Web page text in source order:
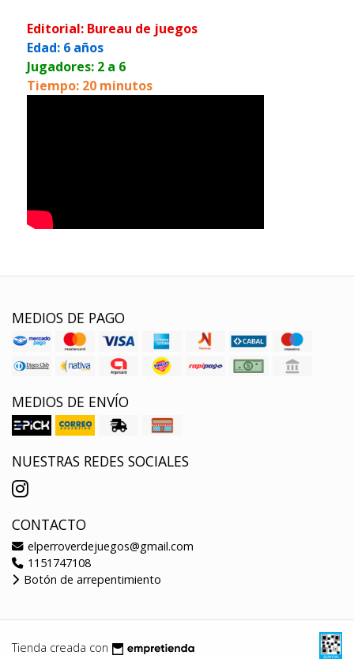
Editorial: Bureau de juegos
Edad: 6 años
Jugadores: 2 a 6
Tiempo: 20 minutos
MEDIOS DE PAGO
MEDIOS DE ENVÍO
NUESTRAS REDES SOCIALES
CONTACTO
elperroverdejuegos@gmail.com
1151747108
Botón de arrepentimiento
Tienda creada con